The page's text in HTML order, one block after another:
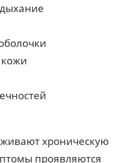
хроническую
проявляются